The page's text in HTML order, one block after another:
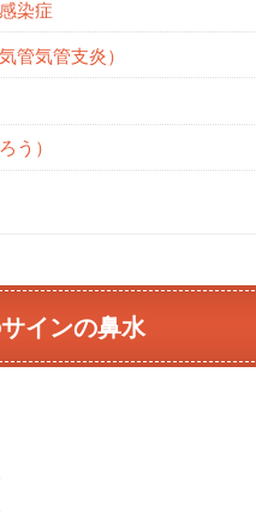
染症
管気管支炎）
う）
インの鼻水